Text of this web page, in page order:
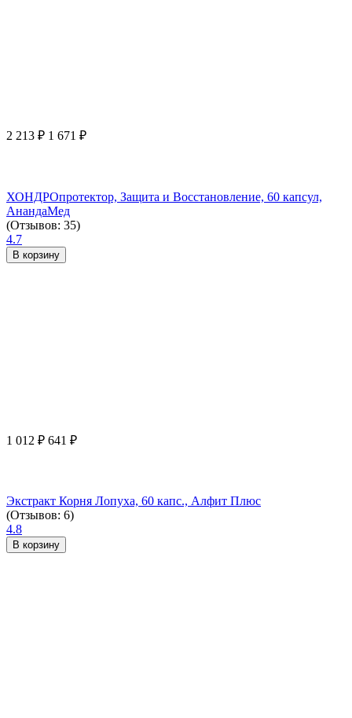
2 213 ₽ 1 671 ₽
ХОНДРОпротектор, Защита и Восстановление, 60 капсул,
АнандаМед
(Отзывов: 35)
4.7
В корзину
1 012 ₽ 641 ₽
Экстракт Корня Лопуха, 60 капс., Алфит Плюс
(Отзывов: 6)
4.8
В корзину